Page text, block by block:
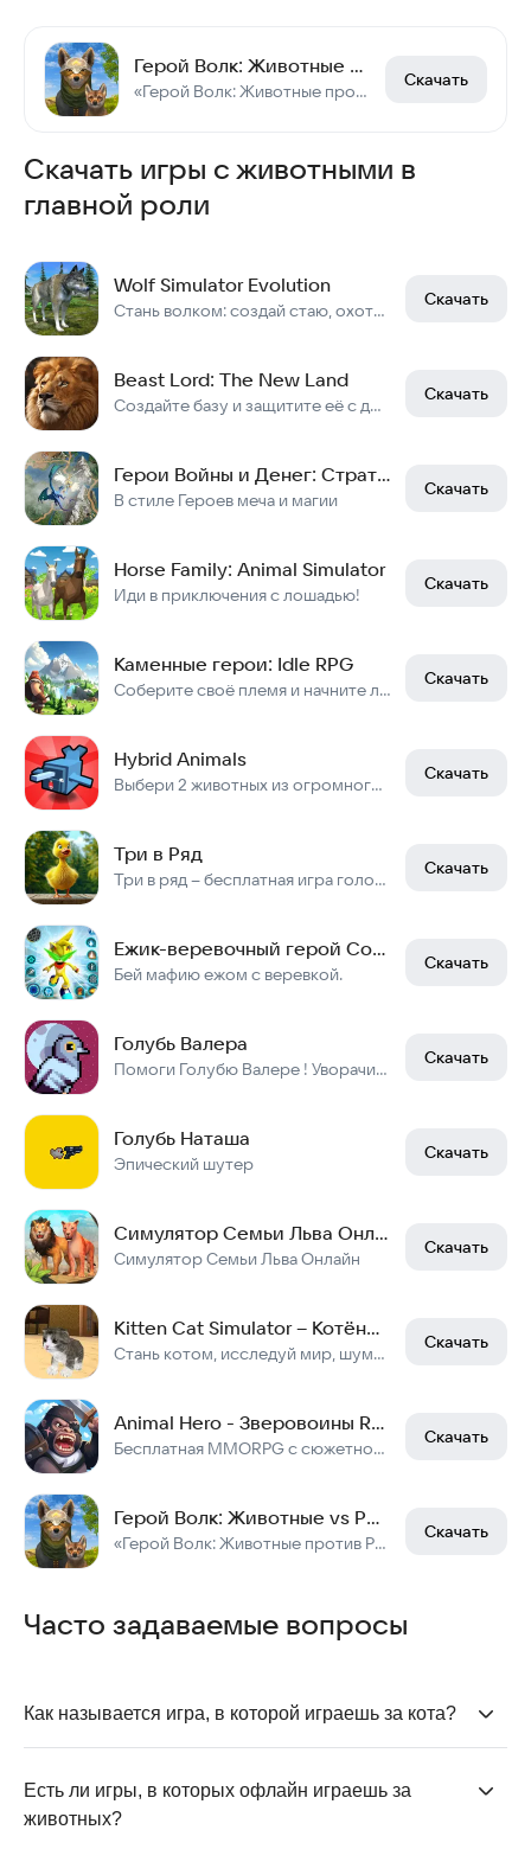
Герой Волк: Животные vs Роботы
«Герой Волк: Животные против Роботов» — ролевая игра с элементами симулятора.
Скачать
Скачать игры с животными в
главной роли
Wolf Simulator Evolution
Стань волком: создай стаю, охоться, сражайся и развивайся
Скачать
Beast Lord: The New Land
Создайте базу и защитите её с друзьями!
Скачать
Герои Войны и Денег: Стратегия
В стиле Героев меча и магии
Скачать
Horse Family: Animal Simulator
Иди в приключения с лошадью!
Скачать
Каменные герои: Idle RPG
Соберите своё племя и начните легендарное приключение прямо сейчас!
Скачать
Hybrid Animals
Выбери 2 животных из огромного списка
Скачать
Три в Ряд
Три в ряд – бесплатная игра головоломка на логику для детей и взрослых
Скачать
Ежик-веревочный герой Соник
Бей мафию ежом с веревкой.
Скачать
Голубь Валера
Помоги Голубю Валере ! Уворачивайся, собирай очки, открывай скины!
Скачать
Голубь Наташа
Эпический шутер
Скачать
Симулятор Семьи Льва Онлайн
Симулятор Семьи Льва Онлайн
Скачать
Kitten Cat Simulator – Котёнок Кошка Симулятор 3D
Стань котом, исследуй мир, шуми, но не попадись
Скачать
Animal Hero - Зверовоины RPG
Бесплатная MMORPG с сюжетной кампанией и PvP-ареной: собирай героев и сражайся!
Скачать
Герой Волк: Животные vs Роботы
«Герой Волк: Животные против Роботов» — ролевая игра с элементами симулятора.
Скачать
Часто задаваемые вопросы
Как называется игра, в которой играешь за кота?
героем становится кот. Например,Kitten Cat
Simulator, в котором вы управляете котёнком,
Есть ли игры, в которых офлайн играешь за
животных?